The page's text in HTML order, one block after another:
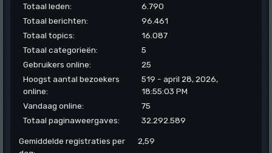
Totaal leden:
6.790
Totaal berichten:
96.461
Totaal topics:
16.087
Totaal categorieën:
5
Gebruikers online:
25
Hoogst aantal bezoekers
online:
519 - april 28, 2026,
18:55:03 PM
Vandaag online:
75
Totaal paginaweergaves:
32.292.589
Gemiddelde registraties per
2,59